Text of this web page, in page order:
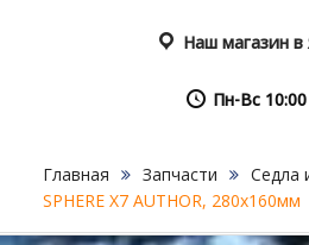
Наш магазин в
Пн-Вс
Главная Запчасти
Седла
SPHERE X7 AUTHOR, 280х160мм